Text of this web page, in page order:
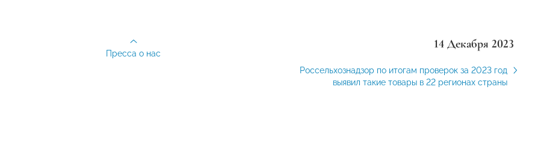
14 Декабря 2023
Россельхознадзор по итогам проверок за 2023 год
выявил такие товары в 22 регионах страны
Пресса о нас